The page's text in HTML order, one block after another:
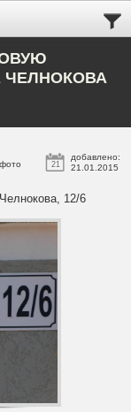
ЧЕЛНОКОВА
21
добавлено:
21.01.2015
фото
12/6